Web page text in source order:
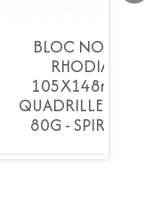
BLOC NOTES
RHODIA
105X148mm
QUADRILLE 5X5-
80G - SPIRALE